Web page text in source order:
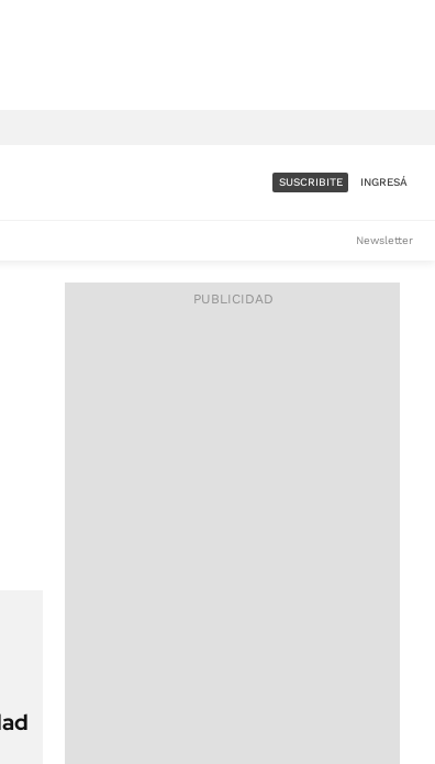
ACCESO FULL - $1.800/MES
SUSCRIBITE INGRESÁ
Newsletter